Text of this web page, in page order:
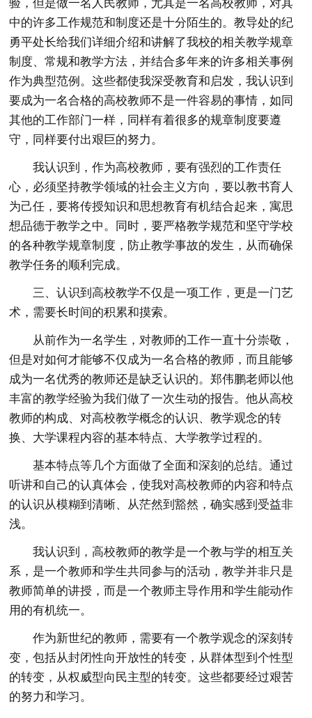
验，但是做一名人民教师，尤其是一名高校教师，对其
中的许多工作规范和制度还是十分陌生的。教导处的纪
勇平处长给我们详细介绍和讲解了我校的相关教学规章
制度、常规和教学方法，并结合多年来的许多相关事例
作为典型范例。这些都使我深受教育和启发，我认识到
要成为一名合格的高校教师不是一件容易的事情，如同
其他的工作部门一样，同样有着很多的规章制度要遵
守，同样要付出艰巨的努力。
我认识到，作为高校教师，要有强烈的工作责任
心，必须坚持教学领域的社会主义方向，要以教书育人
为己任，要将传授知识和思想教育有机结合起来，寓思
想品德于教学之中。同时，要严格教学规范和坚守学校
的各种教学规章制度，防止教学事故的发生，从而确保
教学任务的顺利完成。
三、认识到高校教学不仅是一项工作，更是一门艺
术，需要长时间的积累和摸索。
从前作为一名学生，对教师的工作一直十分崇敬，
但是对如何才能够不仅成为一名合格的教师，而且能够
成为一名优秀的教师还是缺乏认识的。郑伟鹏老师以他
丰富的教学经验为我们做了一次生动的报告。他从高校
教师的构成、对高校教学概念的认识、教学观念的转
换、大学课程内容的基本特点、大学教学过程的。
基本特点等几个方面做了全面和深刻的总结。通过
听讲和自己的认真体会，使我对高校教师的内容和特点
的认识从模糊到清晰、从茫然到豁然，确实感到受益非
浅。
我认识到，高校教师的教学是一个教与学的相互关
系，是一个教师和学生共同参与的活动，教学并非只是
教师简单的讲授，而是一个教师主导作用和学生能动作
用的有机统一。
作为新世纪的教师，需要有一个教学观念的深刻转
变，包括从封闭性向开放性的转变，从群体型到个性型
的转变，从权威型向民主型的转变。这些都要经过艰苦
的努力和学习。